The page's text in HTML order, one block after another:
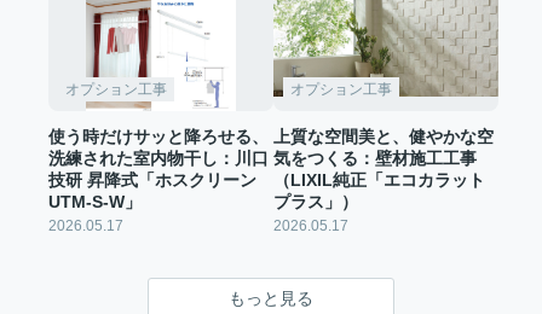
オプション工事
使う時だけサッと降ろせる、
洗練された室内物干し：川口
技研 昇降式「ホスクリーン
UTM-S-W」
2026.05.17
オプション工事
上質な空間美と、健やかな空
気をつくる：壁材施工工事
（LIXIL純正「エコカラット
プラス」）
2026.05.17
もっと見る